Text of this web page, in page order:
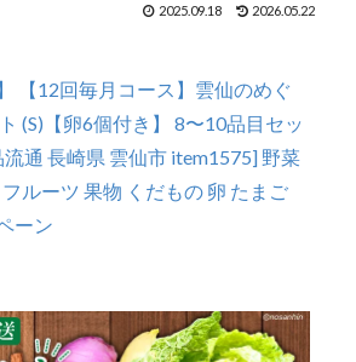
2025.09.18 2026.05.22
【12回毎月コース】雲仙のめぐ
(S)【卵6個付き】 8〜10品目セッ
流通 長崎県 雲仙市 item1575] 野菜
ルーツ 果物 くだもの 卵 たまご
ーン